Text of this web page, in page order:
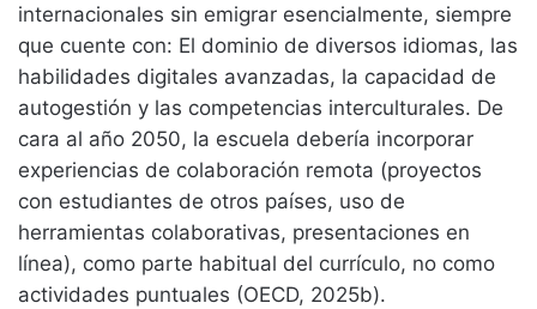
internacionales sin emigrar esencialmente, siempre
que cuente con: El dominio de diversos idiomas, las
habilidades digitales avanzadas, la capacidad de
autogestión y las competencias interculturales. De
cara al año 2050, la escuela debería incorporar
experiencias de colaboración remota (proyectos
con estudiantes de otros países, uso de
herramientas colaborativas, presentaciones en
línea), como parte habitual del currículo, no como
actividades puntuales (OECD, 2025b).